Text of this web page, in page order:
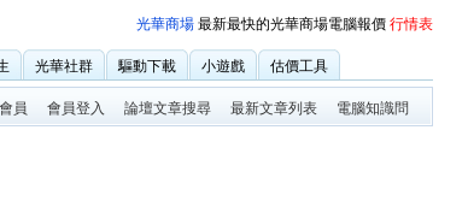
光華商場 最新最快的光華商場電腦報價 行情表
光華社群 驅動下載 小遊戲 估價工具